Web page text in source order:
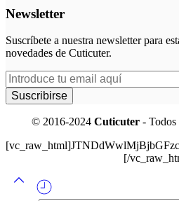
Newsletter
Suscríbete a nuestra newsletter para
novedades de Cuticuter.
© 2016-2024 Cuticuter- Todos
[/